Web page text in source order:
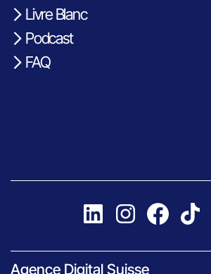
Livre Blanc
Podcast
FAQ
Agence Digital Suisse